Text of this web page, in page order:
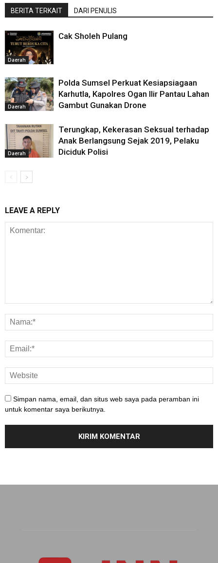
BERITA TERKAIT DARI PENULIS
Daerah
Cak Sholeh Pulang
Daerah
Polda Sumsel Perkuat Kesiapsiagaan
Karhutla, Kapolres Ogan Ilir Pantau Lahan
Gambut Gunakan Drone
Daerah
Terungkap, Kekerasan Seksual terhadap
Anak Berlangsung Sejak 2019, Pelaku
Diciduk Polisi
LEAVE A REPLY
Simpan nama, email, dan situs web saya pada peramban ini
untuk komentar saya berikutnya.